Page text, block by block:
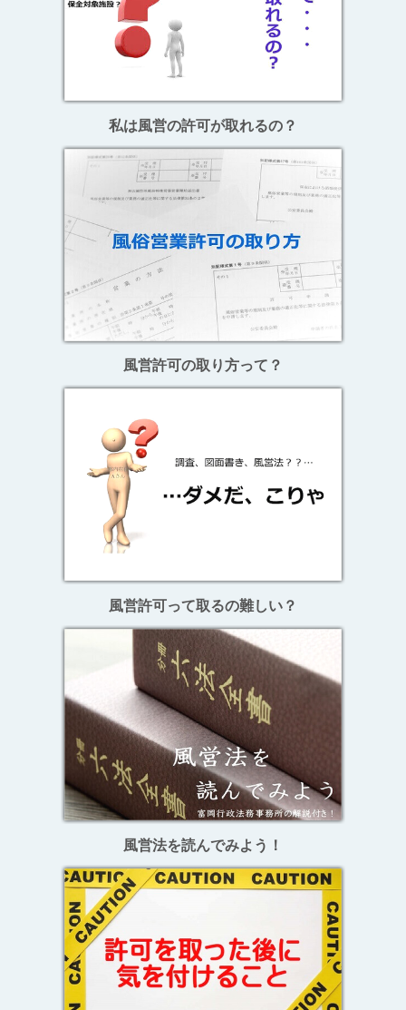
私は風営の許可が取れるの？
風営許可の取り方って？
風営許可って取るの難しい？
風営法を読んでみよう！